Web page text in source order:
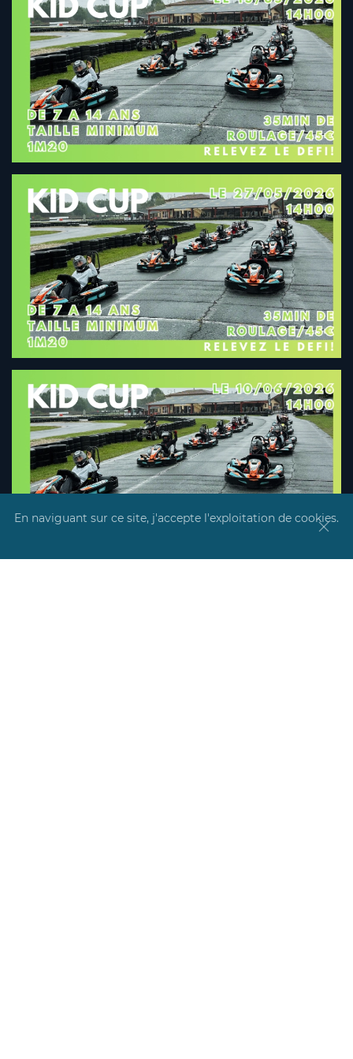
En naviguant sur ce site, j'accepte l'exploitation de cookies.